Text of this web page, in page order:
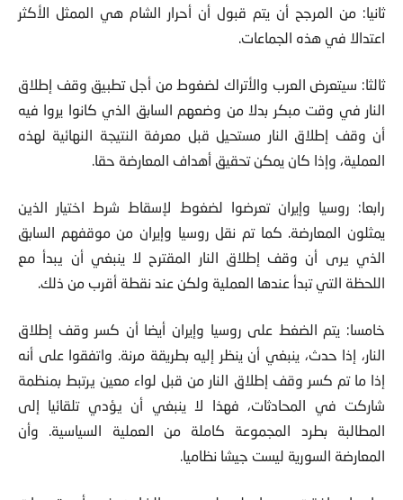
اعتدالا في هذه الجماعات.
النار في وقت مبكر بدلا من وضعهم السابق الذي كانوا يروا فيه
أن وقف إطلاق النار مستحيل قبل معرفة النتيجة النهائية لهذه
العملية، وإذا كان يمكن تحقيق أهداف المعارضة حقا.
يمثلون المعارضة. كما تم نقل روسيا وإيران من موقفهم السابق
الذي يرى أن وقف إطلاق النار المقترح لا ينبغي أن يبدأ مع
اللحظة التي تبدأ عندها العملية ولكن عند نقطة أقرب من ذلك.
النار، إذا حدث، ينبغي أن ينظر إليه بطريقة مرنة. واتفقوا على أنه
إذا ما تم كسر وقف إطلاق النار من قبل لواء معين يرتبط بمنظمة
شاركت في المحادثات، فهذا لا ينبغي أن يؤدي تلقائيا إلى
المطالبة بطرد المجموعة كاملة من العملية السياسية. وأن
المعارضة السورية ليست جيشا نظاميا.